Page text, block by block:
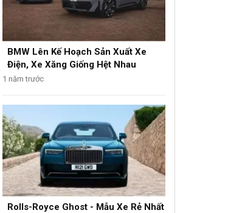
BMW Lên Kế Hoạch Sản Xuất Xe
Điện, Xe Xăng Giống Hệt Nhau
1 năm trước
Rolls-Royce Ghost - Mẫu Xe Rẻ Nhất